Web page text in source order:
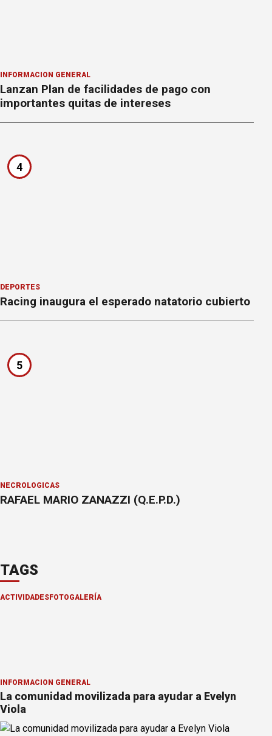
INFORMACION GENERAL
Lanzan Plan de facilidades de pago con
importantes quitas de intereses
4
DEPORTES
Racing inaugura el esperado natatorio cubierto
5
NECROLÓGICAS
RAFAEL MARIO ZANAZZI (Q.E.P.D.)
TAGS
ACTIVIDADES FOTOGALERÍA
INFORMACION GENERAL
La comunidad movilizada para ayudar a Evelyn
Viola